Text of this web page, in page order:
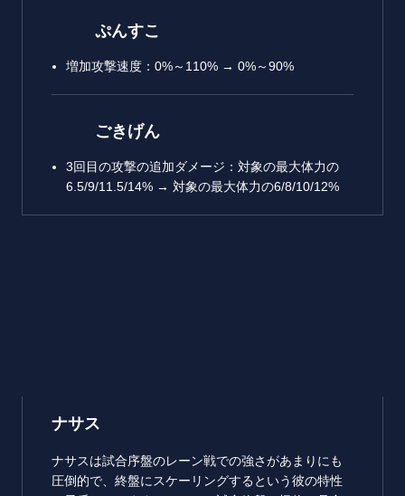
ぷんすこ
増加攻撃速度：0%～110% → 0%～90%
ごきげん
3回目の攻撃の追加ダメージ：対象の最大体力の
6.5/9/11.5/14% → 対象の最大体力の6/8/10/12%
ナサス
ナサスは試合序盤のレーン戦での強さがあまりにも
圧倒的で、終盤にスケーリングするという彼の特性